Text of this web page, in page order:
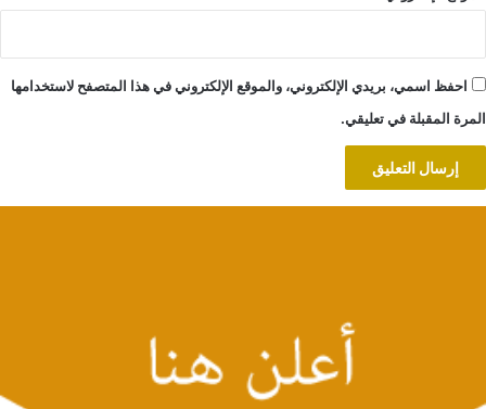
احفظ اسمي، بريدي الإلكتروني، والموقع الإلكتروني في هذا المتصفح لاستخدامها
المرة المقبلة في تعليقي.